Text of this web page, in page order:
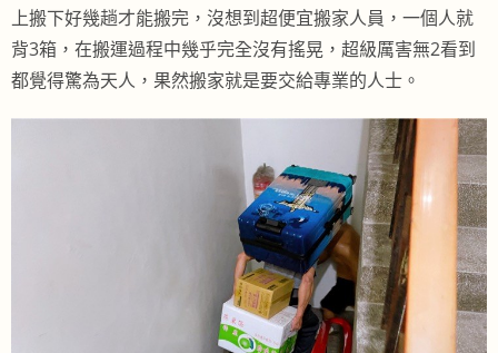
上搬下好幾趟才能搬完，沒想到超便宜搬家人員，一個人就
背3箱，在搬運過程中幾乎完全沒有搖晃，超級厲害無2看到
都覺得驚為天人，果然搬家就是要交給專業的人士。